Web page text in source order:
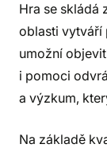
Hra se skládá
oblasti vytváří
umožní
i pomoci
a výzkum,
Na základě